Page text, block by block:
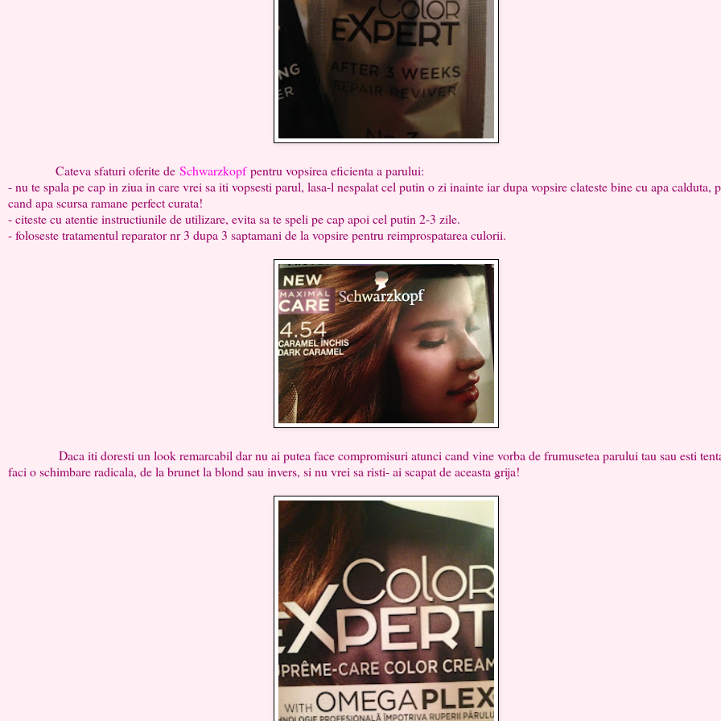
Cateva sfaturi oferite de Schwarzkopfpentru vopsirea eficienta a parului:
- nu te spala pe cap in ziua in care vrei sa iti vopsesti parul, lasa-l nespalat cel putin o zi inainte iar dupa vopsire clateste bine cu apa calduta,
cand apa scursa ramane perfect curata!
- citeste cu atentie instructiunile de utilizare, evita sa te speli pe cap apoi cel putin 2-3 zile.
- foloseste tratamentul reparator nr 3 dupa 3 saptamani de la vopsire pentru reimprospatarea culorii.
Daca iti doresti un look remarcabil dar nu ai putea face compromisuri atunci cand vine vorba de frumusetea parului tau sau esti
faci o schimbare radicala, de la brunet la blond sau invers, si nu vrei sa risti- ai scapat de aceasta grija!